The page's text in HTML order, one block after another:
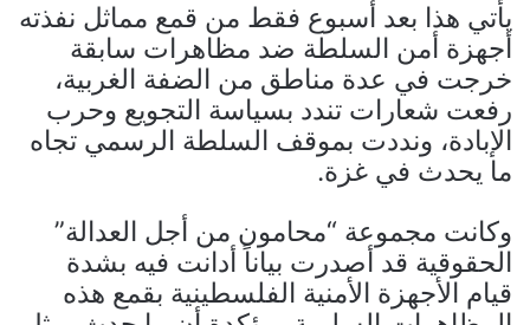
يأتي هذا بعد أسبوع فقط من قمع مماثل نفذته
أجهزة أمن السلطة ضد مظاهرات سابقة
خرجت في عدة مناطق من الضفة الغربية،
رفعت شعارات تندد بسياسة التجويع وحرب
الإبادة، ونددت بموقف السلطة الرسمي تجاه
ما يحدث في غزة.
وكانت مجموعة “محامون من أجل العدالة”
الحقوقية قد أصدرت بياناً أدانت فيه بشدة
قيام الأجهزة الأمنية الفلسطينية بقمع هذه